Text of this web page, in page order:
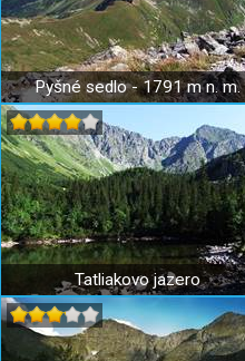
Pyšné sedlo - 1791 m n. m.
Tatliakovo jazero